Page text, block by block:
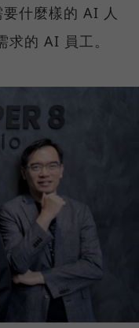
什麼樣的 AI 人
求的 AI 員工。